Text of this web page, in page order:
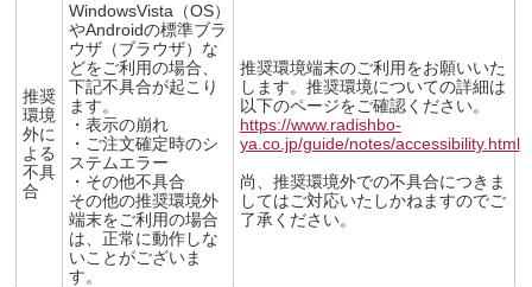
推奨
環境
外に
よる
不具
合
WindowsVista（OS）
やAndroidの標準ブラ
ウザ（ブラウザ）な
どをご利用の場合、
下記不具合が起こり
ます。
・表示の崩れ
・ご注文確定時のシ
ステムエラー
・その他不具合
その他の推奨環境外
端末をご利用の場合
は、正常に動作しな
いことがございま
す。
推奨環境端末のご利用をお願いいた
します。推奨環境についての詳細は
以下のページをご確認ください。
https://www.radishbo-
ya.co.jp/guide/notes/accessibility.html
尚、推奨環境外での不具合につきま
してはご対応いたしかねますのでご
了承ください。